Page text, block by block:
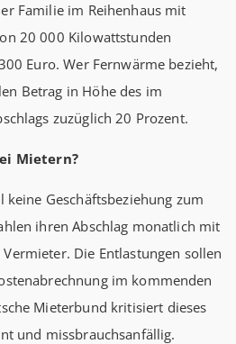
Familie im Reihenhaus mit
20 000 Kilowattstunden
Euro. Wer Fernwärme bezieht,
Betrag in Höhe des im
zuzüglich 20 Prozent.
Mietern?
keine Geschäftsbeziehung zum
ihren Abschlag monatlich mit
Die Entlastungen sollen
im kommenden
Mieterbund kritisiert dieses
und missbrauchsanfällig.